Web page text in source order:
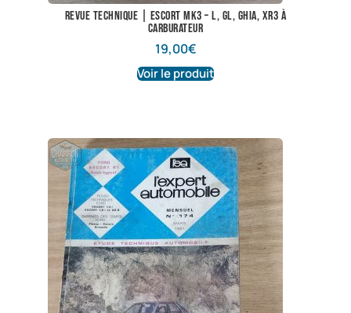
Revue technique | Escort Mk3 – L, GL, GHIA, XR3 à
carburateur
19,00€
Voir le produit